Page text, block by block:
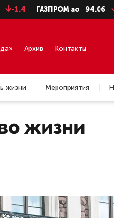
ГАЗПРОМ ао 94.06 -0.99
Архив Контакты
жизни Мероприятия
жизни